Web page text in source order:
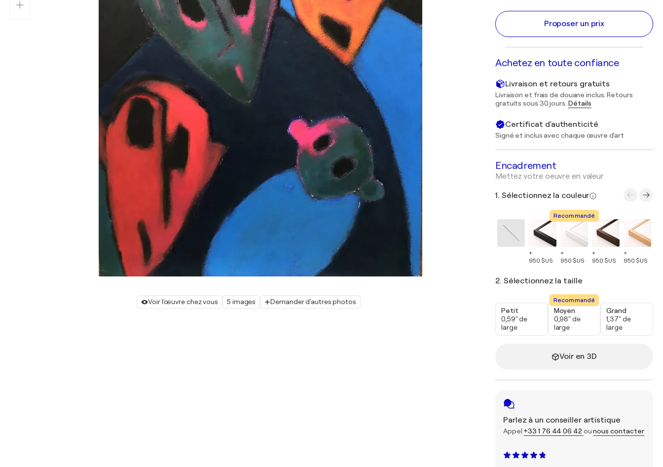
Voir l'œuvre chez vous 5 images Demander d'autres photos
Proposer un prix
Achetez en toute confiance
Livraison et retours gratuits
Livraison et frais de douane inclus. Retours
gratuits sous 30 jours. Détails
Certificat d'authenticité
Signé et inclus avec chaque œuvre d'art
Encadrement
Mettez votre oeuvre en valeur
1. Sélectionnez la couleur
+
950 $US
Recommandé
+
950 $US
+
950 $US
+
950 $US
2. Sélectionnez la taille
Petit
0,59" de
large
Recommandé
Moyen
0,98" de
large
Grand
1,37" de
large
Voir en 3D
Parlez à un conseiller artistique
Appel +33 1 76 44 06 42 ounous contacter